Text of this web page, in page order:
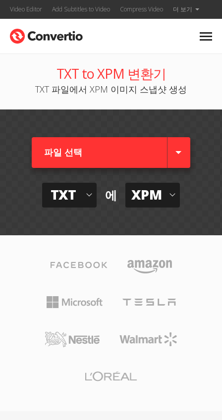
Video Editor Add Subtitles to Video Compress Video 더 보기
TXT to XPM 변환기
TXT 파일에서 XPM 이미지 스냅샷 생성
파일 선택
TXT 에 XPM